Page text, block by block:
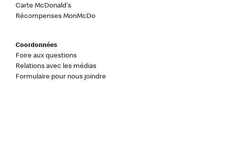
Carte McDonald's
Récompenses MonMcDo
Coordonnées
Foire aux questions
Relations avec les médias
Formulaire pour nous joindre